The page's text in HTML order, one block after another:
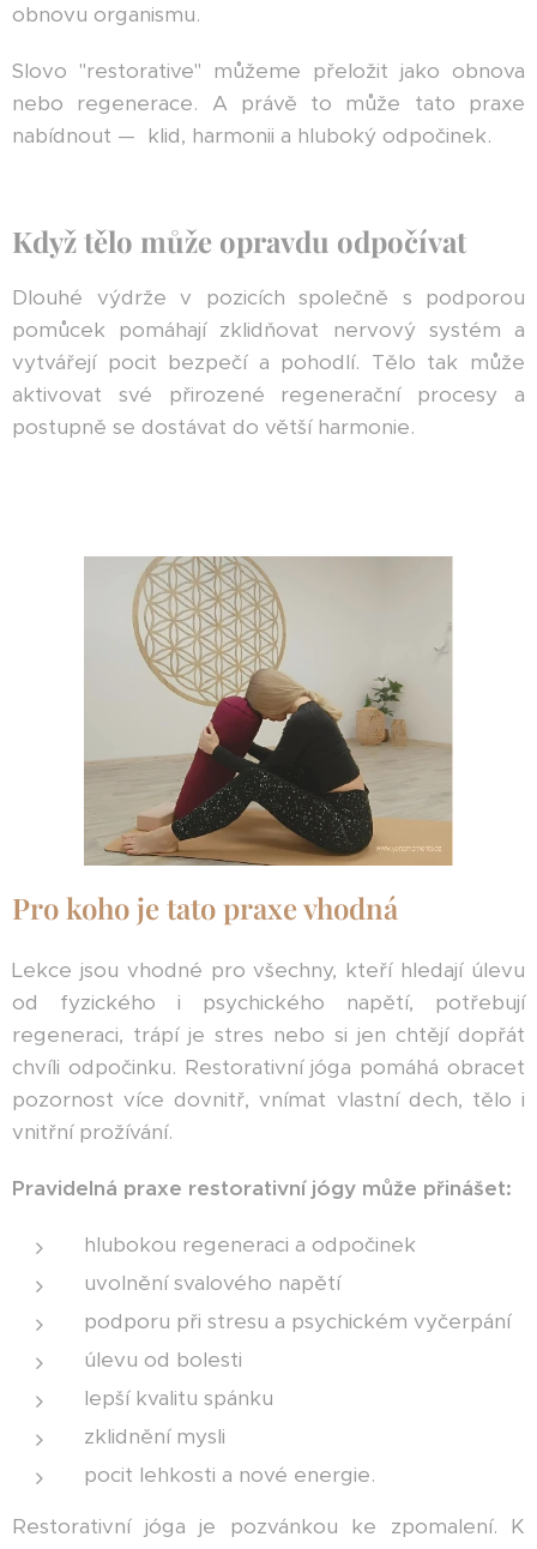
obnovu organismu.
Slovo "restorative" můžeme přeložit jako obnova
nebo regenerace. A právě to může tato praxe
nabídnout — klid, harmonii a hluboký odpočinek.
Když tělo může opravdu odpočívat
Dlouhé výdrže v pozicích společně s podporou
pomůcek pomáhají zklidňovat nervový systém a
vytvářejí pocit bezpečí a pohodlí. Tělo tak může
aktivovat své přirozené regenerační procesy a
postupně se dostávat do větší harmonie.
Pro koho je tato praxe vhodná
Lekce jsou vhodné pro všechny, kteří hledají úlevu
od fyzického i psychického napětí, potřebují
regeneraci, trápí je stres nebo si jen chtějí dopřát
chvíli odpočinku. Restorativní jóga pomáhá obracet
pozornost více dovnitř, vnímat vlastní dech, tělo i
vnitřní prožívání.
Pravidelná praxe restorativní jógy může přinášet:
hlubokou regeneraci a odpočinek
uvolnění svalového napětí
podporu při stresu a psychickém vyčerpání
úlevu od bolesti
lepší kvalitu spánku
zklidnění mysli
pocit lehkosti a nové energie.
Restorativní jóga je pozvánkou ke zpomalení. K